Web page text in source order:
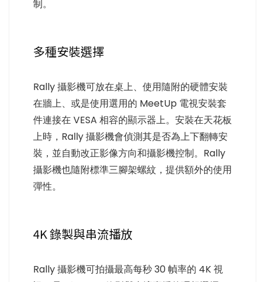
制。
多種安裝選擇
Rally 攝影機可放在桌上、使用隨附的硬體安裝
在牆上、或是使用選用的 MeetUp 電視安裝套
件連接在 VESA 相容的顯示器上。安裝在天花板
上時，Rally 攝影機會偵測其是否為上下翻轉安
裝，並自動改正影像方向和攝影機控制。Rally
攝影機也隨附標準三腳架螺紋，提供額外的使用
彈性。
4K 錄製與串流播放
Rally 攝影機可拍攝最高每秒 30 幀率的 4K 視